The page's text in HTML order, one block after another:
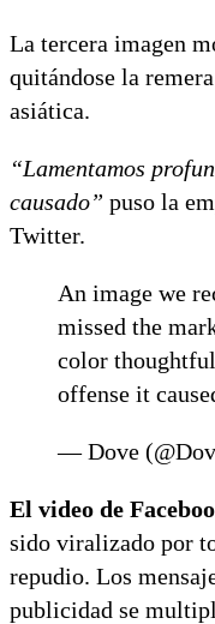
La tercera imagen
quitándose la
asiática.
“Lamentamos
causado” puso la
Twitter.
An image we
missed the
color
offense it
— Dove
El video de
sido viralizado por
repudio. Los
publicidad se